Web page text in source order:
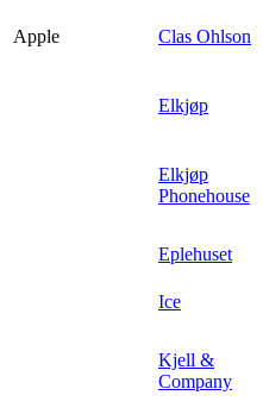
Apple Clas Ohlson
Elkjøp
Elkjøp
Phonehouse
Eplehuset
Ice
Kjell &
Company